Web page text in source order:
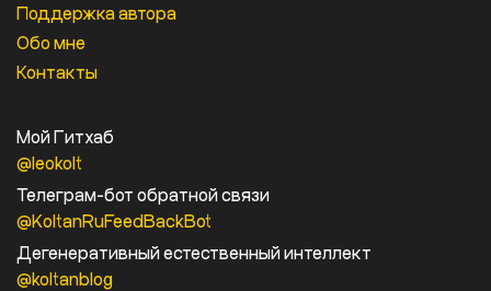
Поддержка автора
Обо мне
Контакты
Мой Гитхаб
@leokolt
Телеграм-бот обратной связи
@KoltanRuFeedBackBot
Дегенеративный естественный интеллект
@koltanblog